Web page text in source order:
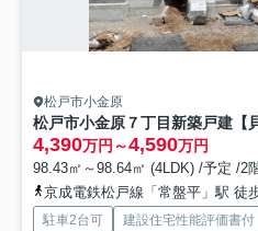
松戸市小金原
4,390万円～4,590万円
98.43㎡～98.64㎡ (4LDK) /予定 /2
京成電鉄松戸線「常盤平」駅 徒
駐車2台可 建設住宅性能評価書付